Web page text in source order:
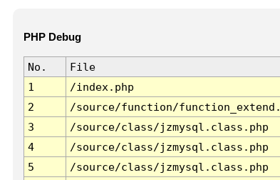
PHP Debug
No. File
1
/index.php
2
/source/function/
3
/source/class/jzmysql.class.php
4
/source/class/jzmysql.class.php
5
/source/class/jzmysql.class.php